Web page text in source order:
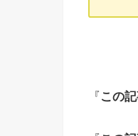
『この